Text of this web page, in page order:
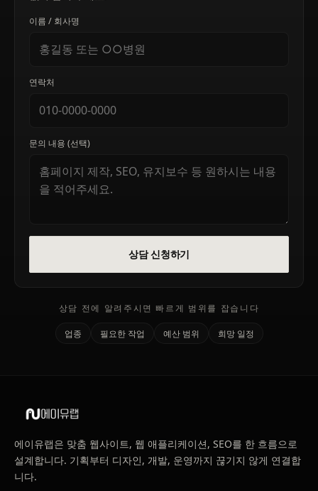
이름 / 회사명
연락처
문의 내용 (선택)
상담 신청하기
상담 전에 알려주시면 빠르게 범위를 잡습니다
업종 필요한 작업 예산 범위 희망 일정
에이유랩은 맞춤 웹사이트, 웹 애플리케이션, SEO를 한 흐름으로
설계합니다. 기획부터 디자인, 개발, 운영까지 끊기지 않게 연결합
니다.